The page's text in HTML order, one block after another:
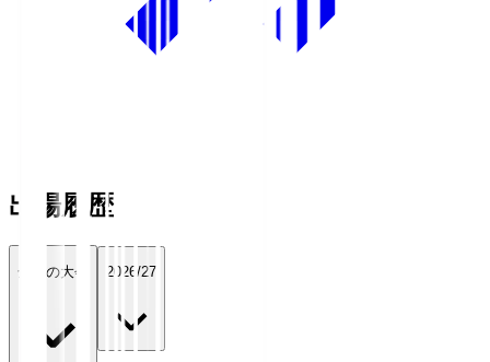
出場履歴
全ての大会 2026/27